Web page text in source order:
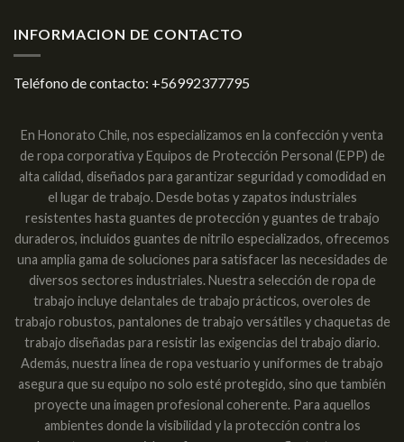
INFORMACION DE CONTACTO
Teléfono de contacto: +56992377795
En Honorato Chile, nos especializamos en la confección y venta
de ropa corporativa y Equipos de Protección Personal (EPP) de
alta calidad, diseñados para garantizar seguridad y comodidad en
el lugar de trabajo. Desde botas y zapatos industriales
resistentes hasta guantes de protección y guantes de trabajo
duraderos, incluidos guantes de nitrilo especializados, ofrecemos
una amplia gama de soluciones para satisfacer las necesidades de
diversos sectores industriales. Nuestra selección de ropa de
trabajo incluye delantales de trabajo prácticos, overoles de
trabajo robustos, pantalones de trabajo versátiles y chaquetas de
trabajo diseñadas para resistir las exigencias del trabajo diario.
Además, nuestra línea de ropa vestuario y uniformes de trabajo
asegura que su equipo no solo esté protegido, sino que también
proyecte una imagen profesional coherente. Para aquellos
ambientes donde la visibilidad y la protección contra los